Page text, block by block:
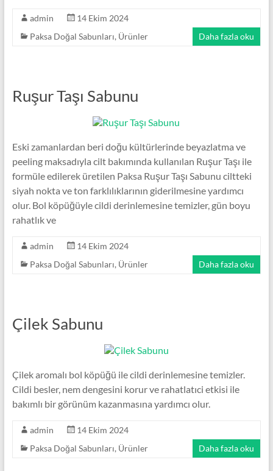
admin
14 Ekim 2024
Paksa Doğal Sabunları, Ürünler Daha fazla oku
Ruşur Taşı Sabunu
Eski zamanlardan beri doğu kültürlerinde beyazlatma ve
peeling maksadıyla cilt bakımında kullanılan Ruşur Taşı ile
formüle edilerek üretilen Paksa Ruşur Taşı Sabunu ciltteki
siyah nokta ve ton farklılıklarının giderilmesine yardımcı
olur. Bol köpüğüyle cildi derinlemesine temizler, gün boyu
rahatlık ve
admin
14 Ekim 2024
Paksa Doğal Sabunları, Ürünler Daha fazla oku
Çilek Sabunu
Çilek aromalı bol köpüğü ile cildi derinlemesine temizler.
Cildi besler, nem dengesini korur ve rahatlatıci etkisi ile
bakımlı bir görünüm kazanmasına yardımcı olur.
admin
14 Ekim 2024
Paksa Doğal Sabunları, Ürünler Daha fazla oku